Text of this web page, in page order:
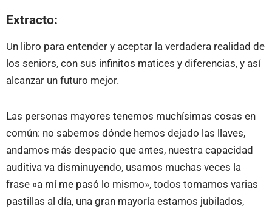
Extracto:
Un libro para entender y aceptar la verdadera realidad de
los seniors, con sus infinitos matices y diferencias, y así
alcanzar un futuro mejor.
Las personas mayores tenemos muchísimas cosas en
común: no sabemos dónde hemos dejado las llaves,
andamos más despacio que antes, nuestra capacidad
auditiva va disminuyendo, usamos muchas veces la
frase «a mí me pasó lo mismo», todos tomamos varias
pastillas al día, una gran mayoría estamos jubilados,